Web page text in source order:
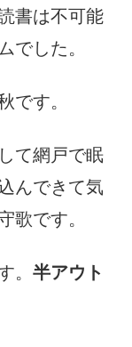
書は不可能
でした。
です。
て網戸で眠
んできて気
歌です。
。 半アウト